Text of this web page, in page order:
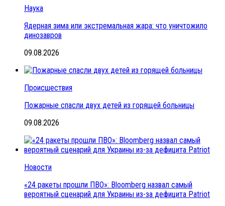
Наука
Ядерная зима или экстремальная жара: что уничтожило
динозавров
09.08.2026
Происшествия
Пожарные спасли двух детей из горящей больницы
09.08.2026
Новости
«24 ракеты прошли ПВО»: Bloomberg назвал самый
вероятный сценарий для Украины из-за дефицита Patriot